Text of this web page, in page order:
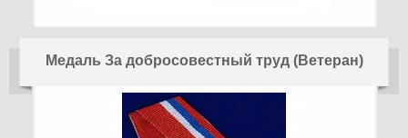
Медаль За добросовестный труд (Ветеран)